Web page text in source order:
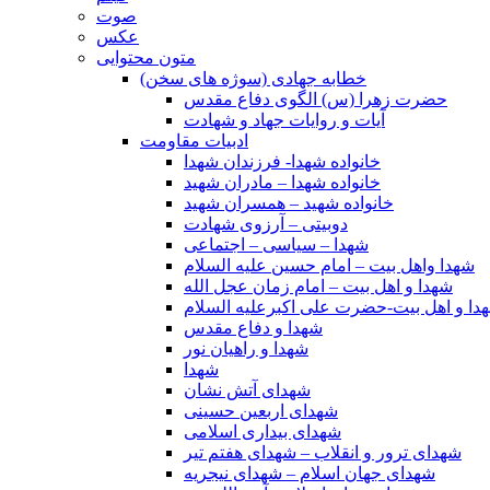
صوت
عکس
متون محتوایی
خطابه جهادی (سوژه های سخن)
حضرت زهرا (س) الگوی دفاع مقدس
آیات و روایات جهاد و شهادت
ادبیات مقاومت
خانواده شهدا- فرزندان شهدا
خانواده شهدا – مادران شهید
خانواده شهید – همسران شهید
دوبیتی – آرزوی شهادت
شهدا – سیاسی – اجتماعی
شهدا واهل بیت – امام حسین علیه السلام
شهدا و اهل بیت – امام زمان عجل الله
و اهل بیت-حضرت علی اکبرعلیه السلام
شهدا و دفاع مقدس
شهدا و راهیان نور
شهدا
شهدای آتش نشان
شهدای اربعین حسینی
شهدای بیداری اسلامی
شهدای ترور و انقلاب – شهدای هفتم تیر
شهدای جهان اسلام – شهدای نیجریه